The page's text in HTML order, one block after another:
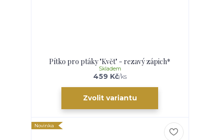
Pítko pro ptáky "Květ" - rezavý zápich*
459 Kč/ks
Skladem
Zvolit variantu
Novinka